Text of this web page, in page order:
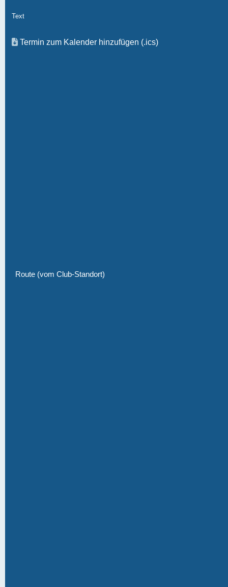
Text
Termin zum Kalender hinzufügen (.ics)
Route (vom Club-Standort)